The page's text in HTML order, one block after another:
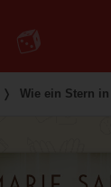
❭ Wie ein Stern